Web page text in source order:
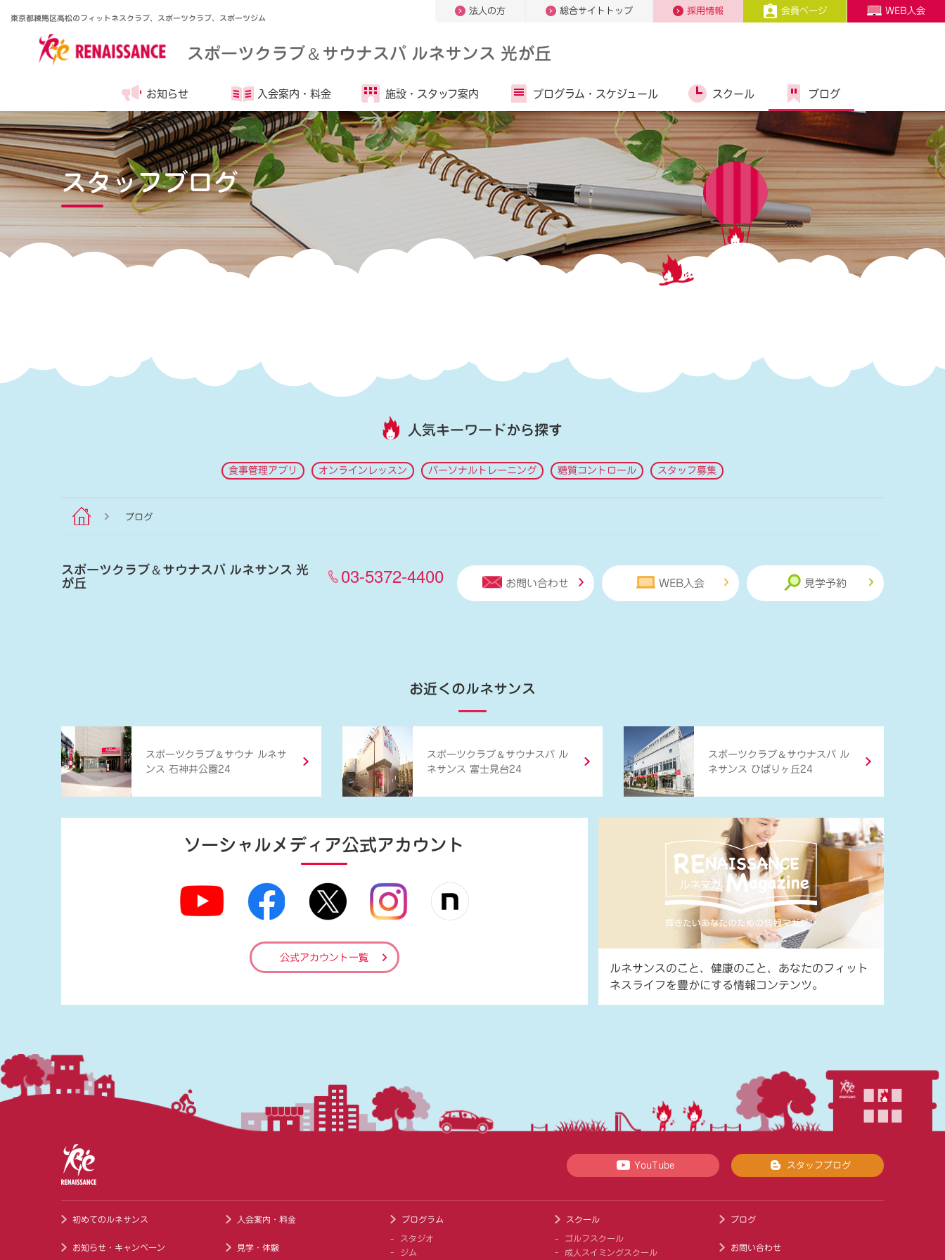
東京都練馬区高松のフィットネスクラブ、スポーツクラブ、スポーツジム
法人の方 総合サイトトップ 採用情報 会員ページ WEB入会
スポーツクラブ＆サウナスパ ルネサンス 光が丘
お知らせ 入会案内・ 料金 施設・ スタッフ案内 プログラム・ スケジュール スクール ブログ
スタッフブログ
人気キーワードから探す
食事管理アプリ オンラインレッスン パーソナルトレーニング 糖質コントロール スタッフ募集
ブログ
スポーツクラブ＆サウナスパ ルネサンス 光
が丘 03-5372-4400 お問い合わせ WEB入会 見学予約
お近くのルネサンス
スポーツクラブ ＆ サウナ ルネサ
ンス 石神井公園24
スポーツクラブ ＆ サウナスパ ル
ネサンス 富士見台24
スポーツクラブ ＆ サウナスパ ル
ネサンス ひばりヶ丘24
ソーシャルメディア公式アカウント
公式アカウント一覧
ルネサンスのこと、健康のこと、あなたのフィット
ネスライフを豊かにする情報コンテンツ。
YouTube スタッフブログ
初めてのルネサンス
お知らせ・キャンペーン
入会案内・料金
見学・体験
プログラム
スタジオ
ジム
スクール
ゴルフスクール
成人スイミングスクール
ブログ
お問い合わせ